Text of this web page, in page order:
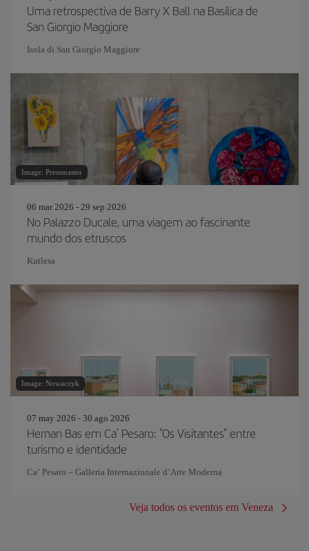
Uma retrospectiva de Barry X Ball na Basílica de
San Giorgio Maggiore
Isola di San Giorgio Maggiore
Image: Pressmaster
06 mar 2026 - 29 sep 2026
No Palazzo Ducale, uma viagem ao fascinante
mundo dos etruscos
Kutlesa
Image: Nowaczyk
07 may 2026 - 30 ago 2026
Hernan Bas em Ca’ Pesaro: "Os Visitantes" entre
turismo e identidade
Ca’ Pesaro – Galleria Internazionale d’Arte Moderna
Veja todos os eventos em Veneza